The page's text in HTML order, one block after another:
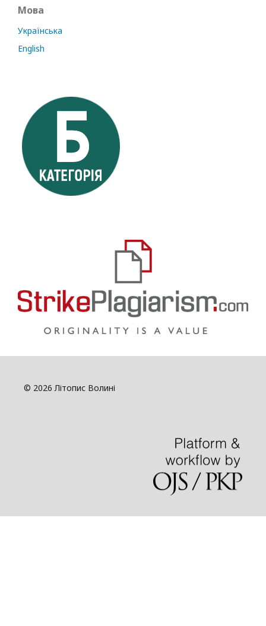
Мова
Українська
English
© 2026 Літопис Волині